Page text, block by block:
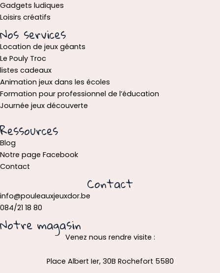
Gadgets ludiques
Loisirs créatifs
Nos services
Location de jeux géants
Le Pouly Troc
listes cadeaux
Animation jeux dans les écoles
Formation pour professionnel de l’éducation
Journée jeux découverte
Ressources
Blog
Notre page Facebook
Contact
Contact
info@pouleauxjeuxdor.be
084/21 18 80
Notre magasin
Venez nous rendre visite :
Place Albert Ier, 30B Rochefort 5580